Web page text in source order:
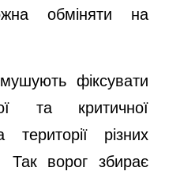
обміняти на
фіксувати
та критичної
території різних
Так ворог збирає